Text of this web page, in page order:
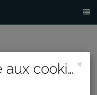
×
Politique relative aux cookies